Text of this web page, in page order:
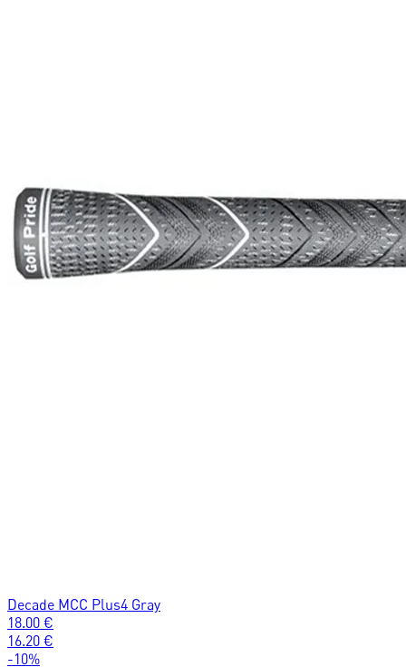
Decade MCC Plus4 Gray
18.00 €
16.20 €
-10%